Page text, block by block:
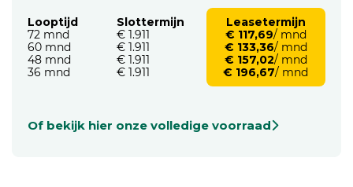
Looptijd
72 mnd
60 mnd
48 mnd
36 mnd
Slottermijn
€ 1.911
€ 1.911
€ 1.911
€ 1.911
Leasetermijn
€ 117,69/ mnd
€ 133,36/ mnd
€ 157,02/ mnd
€ 196,67/ mnd
Of bekijk hier onze volledige voorraad